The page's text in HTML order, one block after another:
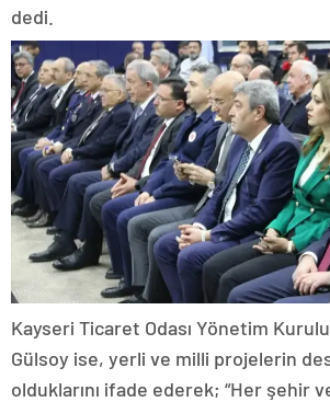
dedi.
Kayseri Ticaret Odası Yönetim
Gülsoy ise, yerli ve milli projelerin
olduklarını ifade ederek; “Her şehir